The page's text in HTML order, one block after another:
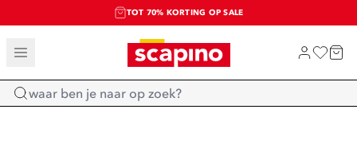
TOT 70% KORTING OP SALE
SALE: LAATSTE KANS!
SHOP NIEUW
Home